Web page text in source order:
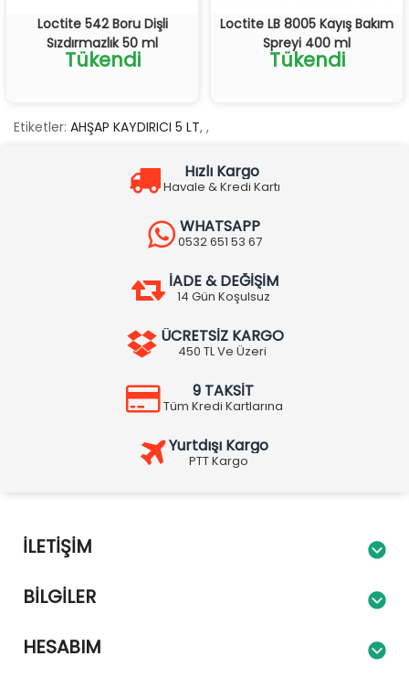
Loctite 542 Boru Dişli
Sızdırmazlık 50 ml
Tükendi
Loctite LB 8005 Kayış Bakım
Spreyi 400 ml
Tükendi
Etiketler: AHŞAP KAYDIRICI 5 LT, ,
Hızlı Kargo
Havale & Kredi Kartı
WHATSAPP
0532 651 53 67
İADE & DEĞİŞİM
14 Gün Koşulsuz
ÜCRETSİZ KARGO
450 TL Ve Üzeri
9 TAKSİT
Tüm Kredi Kartlarına
Yurtdışı Kargo
PTT Kargo
İLETIŞIM
BILGILER
HESABIM